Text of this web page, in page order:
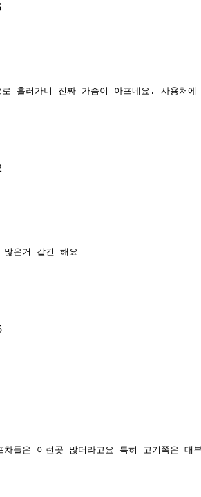
로 흘러가니 진짜 가슴이 아프네요. 사용처
은거 같긴 해요
들은 이런곳 많더라고요 특히 고기쪽은 대